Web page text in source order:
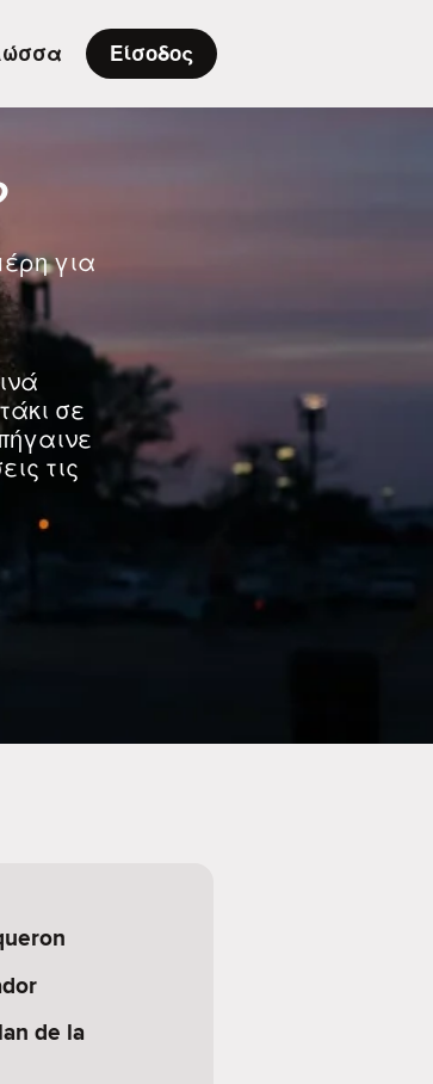
Είσοδος
για
σε
τις
de la